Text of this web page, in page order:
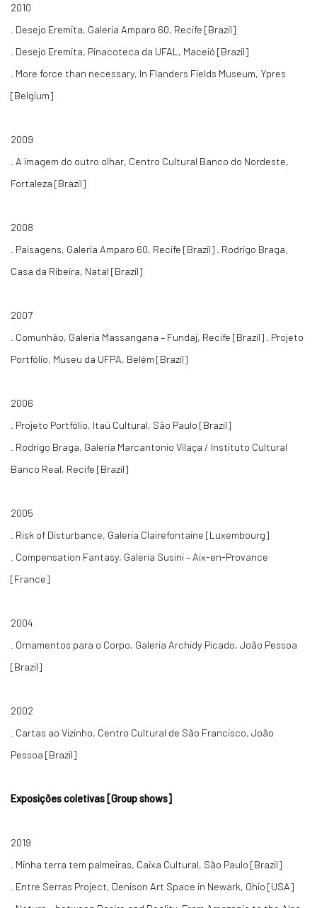
2010
. Desejo Eremita, Galeria Amparo 60, Recife [Brazil]
. Desejo Eremita, Pinacoteca da UFAL, Maceió [Brazil]
. More force than necessary, In Flanders Fields Museum, Ypres
[Belgium]
2009
. A imagem do outro olhar, Centro Cultural Banco do Nordeste,
Fortaleza [Brazil]
2008
. Paisagens, Galeria Amparo 60, Recife [Brazil] . Rodrigo Braga,
Casa da Ribeira, Natal [Brazil]
2007
. Comunhão, Galeria Massangana – Fundaj, Recife [Brazil] . Projeto
Portfólio, Museu da UFPA, Belém [Brazil]
2006
. Projeto Portfólio, Itaú Cultural, São Paulo [Brazil]
. Rodrigo Braga, Galeria Marcantonio Vilaça / Instituto Cultural
Banco Real, Recife [Brazil]
2005
. Risk of Disturbance, Galeria Clairefontaine [Luxembourg]
. Compensation Fantasy, Galeria Susini – Aix-en-Provance
[France]
2004
. Ornamentos para o Corpo, Galeria Archidy Picado, João Pessoa
[Brazil]
2002
. Cartas ao Vizinho, Centro Cultural de São Francisco, João
Pessoa [Brazil]
Exposições coletivas [Group shows]
2019
. Minha terra tem palmeiras, Caixa Cultural, São Paulo [Brazil]
. Entre Serras Project, Denison Art Space in Newark, Ohio [USA]